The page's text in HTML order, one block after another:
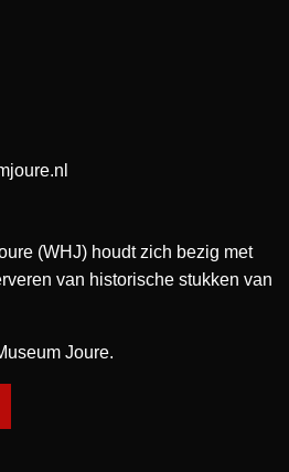
(WHJ) houdt zich bezig met
van historische stukken van
Joure.